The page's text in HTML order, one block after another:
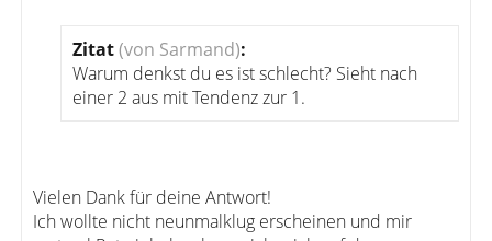
Zitat(von Sarmand):
Warum denkst du es ist schlecht? Sieht nach
einer 2 aus mit Tendenz zur 1.
Vielen Dank für deine Antwort!
Ich wollte nicht neunmalklug erscheinen und mir